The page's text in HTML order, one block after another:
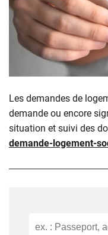
Les demandes de
demande ou encore
situation et suivi des
demande-logement-